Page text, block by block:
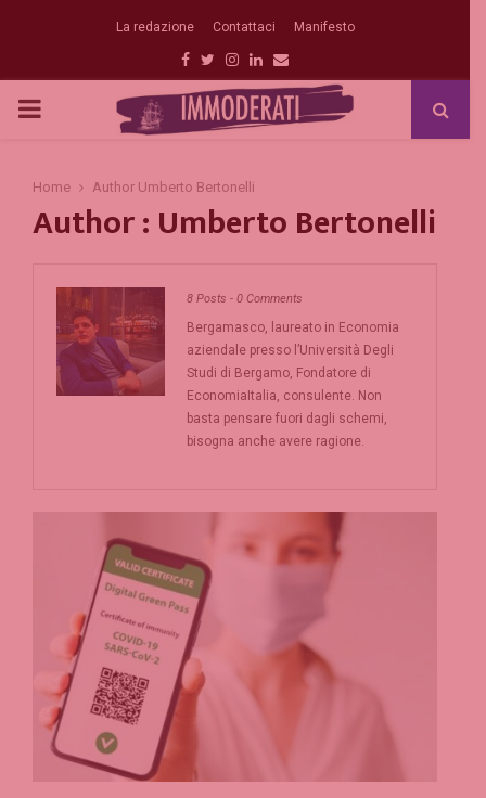
La redazione Contattaci Manifesto
Facebook
Twitter
Instagram
Linkedin
Email
PRIMARY
Home Author Umberto Bertonelli
Author : Umberto Bertonelli
8 Posts - 0 Comments
Bergamasco, laureato in Economia
aziendale presso l’Università Degli
Studi di Bergamo, Fondatore di
EconomiaItalia, consulente. Non
basta pensare fuori dagli schemi,
bisogna anche avere ragione.